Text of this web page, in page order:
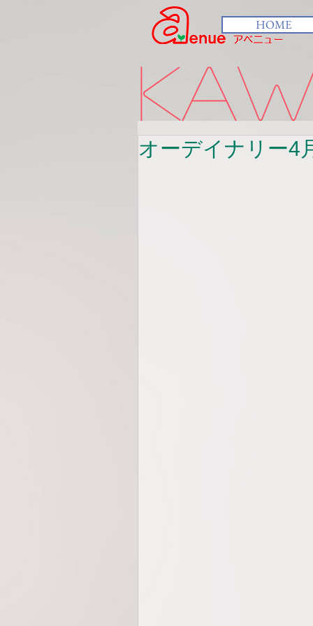
HOME
オーデイナリー4